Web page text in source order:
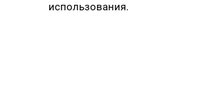
использования.